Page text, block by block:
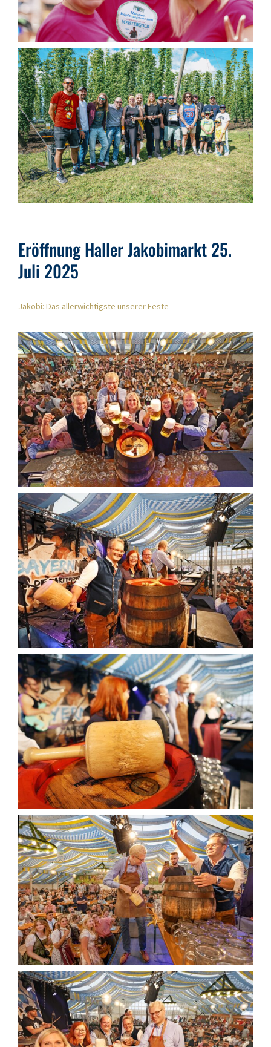
Eröffnung Haller Jakobimarkt 25.
Juli 2025
Jakobi: Das allerwichtigste unserer Feste